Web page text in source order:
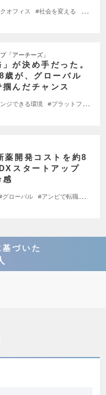
オフィス 社会を変える
大
「アーチーズ」
」が決め手だった。
歳が、グローバル
んだチャンス
ジできる環境
プラットフォ
薬開発コストを約8
スタートアップ
感
グローバル
アンビで転職しま
づいた